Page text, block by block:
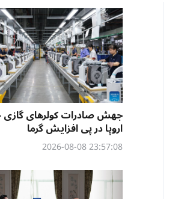
جهش صادرات کولرهای گازی
اروپا در پی افزایش گرما
23:57:08 2026-08-08